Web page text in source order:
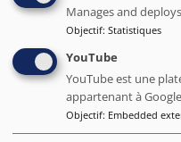
Aurélie
Manages and
Objectif: Statistiques
YouTube
YouTube est une
appartenant à
Objectif: Embedded